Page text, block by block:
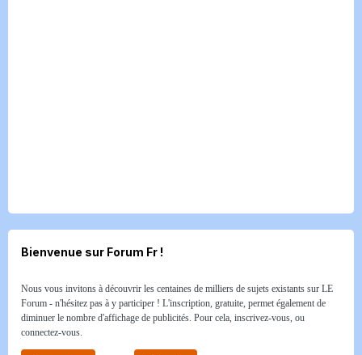
Bienvenue sur Forum Fr !
Nous vous invitons à découvrir les centaines de milliers de sujets existants sur LE
Forum - n'hésitez pas à y participer ! L'inscription, gratuite, permet également de
diminuer le nombre d'affichage de publicités. Pour cela, inscrivez-vous, ou
connectez-vous.